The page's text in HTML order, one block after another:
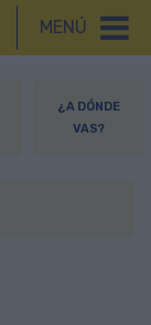
MENÚ
¿A DÓNDE
VAS?